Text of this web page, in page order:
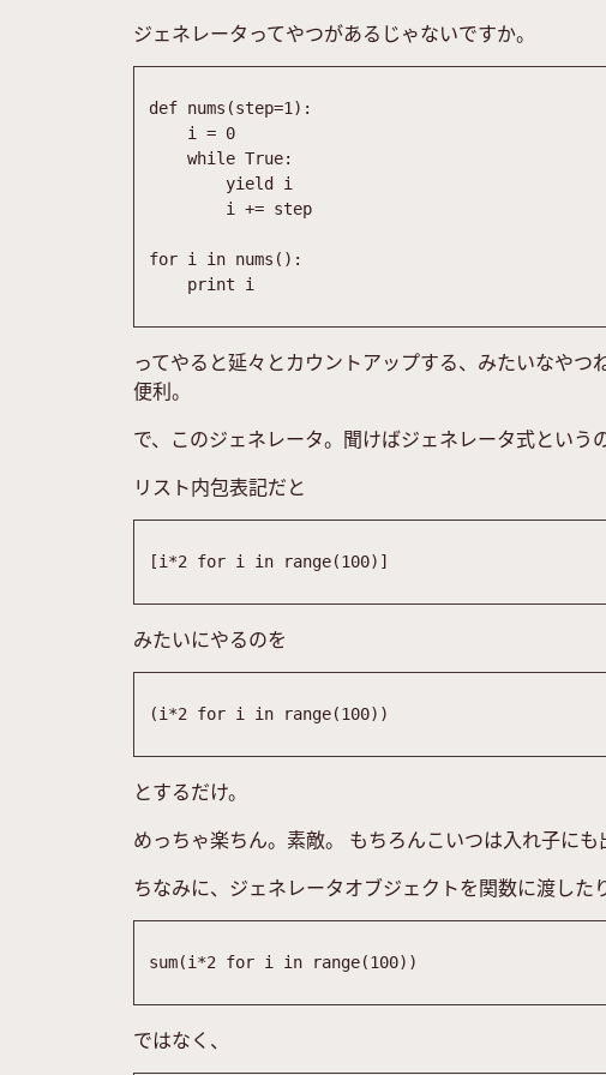
ジェネレータってやつがあるじゃないですか。
def nums (step=1 ) :
i
= 0
while True:
yield
i
i
+= step
for i in nums ( ) :
print
i
ってやると延々とカウントアップする、みたいなや
便利。
で、このジェネレータ。聞けばジェネレータ式という
リスト内包表記だと
[i *2 for i in range(100) ]
みたいにやるのを
(i *2 for i in range(100) )
とするだけ。
めっちゃ楽ちん。素敵。 もちろんこいつは入れ子にも
ちなみに、ジェネレータオブジェクトを関数に渡した
sum(i *2 for i in range(100) )
ではなく、